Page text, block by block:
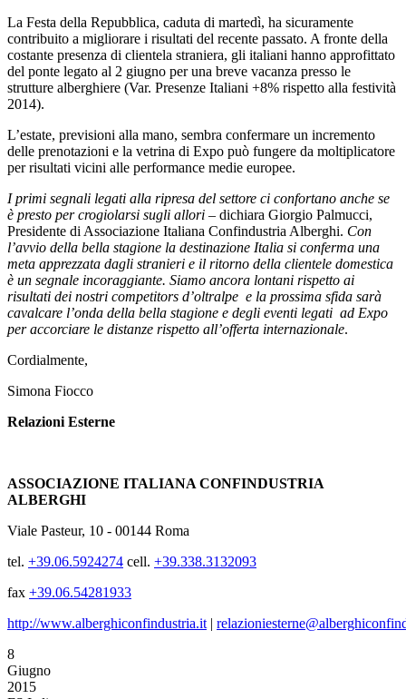
La Festa della Repubblica, caduta di martedì, ha sicuramente
contribuito a migliorare i risultati del recente passato. A fronte della
costante presenza di clientela straniera, gli italiani hanno approfittato
del ponte legato al 2 giugno per una breve vacanza presso le
strutture alberghiere (Var. Presenze Italiani +8% rispetto alla festività
2014).
L’estate, previsioni alla mano, sembra confermare un incremento
delle prenotazioni e la vetrina di Expo può fungere da moltiplicatore
per risultati vicini alle performance medie europee.
I primi segnali legati alla ripresa del settore ci confortano anche se
è presto per crogiolarsi sugli allori – dichiara Giorgio Palmucci,
Presidente di Associazione Italiana Confindustria Alberghi. Con
l’avvio della bella stagione la destinazione Italia si conferma una
meta apprezzata dagli stranieri e il ritorno della clientele domestica
è un segnale incoraggiante. Siamo ancora lontani rispetto ai
risultati dei nostri competitors d’oltralpe e la prossima sfida sarà
cavalcare l’onda della bella stagione e degli eventi legati ad Expo
per accorciare le distanze rispetto all’offerta internazionale.
Cordialmente,
Simona Fiocco
Relazioni Esterne
ASSOCIAZIONE ITALIANA CONFINDUSTRIA
ALBERGHI
Viale Pasteur, 10 - 00144 Roma
tel. +39.06.5924274 cell. +39.338.3132093
fax +39.06.54281933
http://www.alberghiconfindustria.it |
8
Giugno
2015